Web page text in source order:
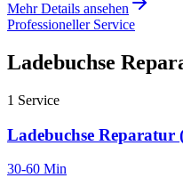
Mehr Details ansehen
Professioneller Service
Ladebuchse
1 Service
Ladebuchse
30-60 Min